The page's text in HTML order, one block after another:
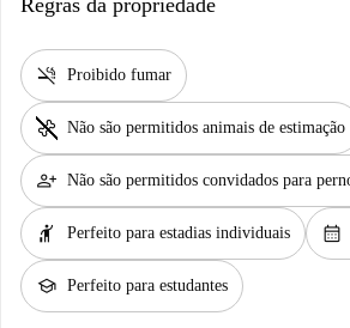
smoke_free Proibido fumar
pet_supplies Não são permitidos animais de estimação
person_add Não são permitidos convidados para
hail Perfeito para estadias individuais calendar_month
school Perfeito para estudantes